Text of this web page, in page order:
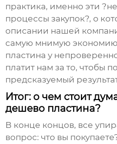
практика, именно эти
процессы закупок?, о
описании нашей
самую мнимую
пластина у
платит нам за то, чтобы
предсказуемый
Итог: о чем стоит
дешево пластина?
В конце концов, все
вопрос: что вы